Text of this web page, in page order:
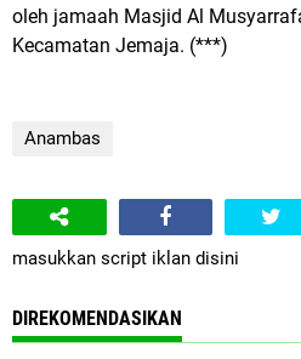
oleh jamaah Masjid Al
Kecamatan Jemaja. (***)
Anambas
masukkan script iklan disini
DIREKOMENDASIKAN